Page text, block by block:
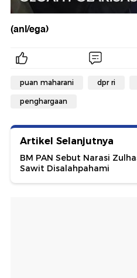
(anl/ega)
puan maharani dpr ri
penghargaan
Artikel Selanjutnya
BM PAN Sebut Narasi
Sawit Disalahpahami